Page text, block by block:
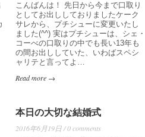
こんばんは！ 先日から今まで口取り
としてお出ししておりましたケーク
サレから、プチシューに変更いたし
ました(^^) 実はプチシューは、シェ・
コーべの口取りの中でも長い13年も
の間お出ししていた、いわばスペシ
ャリテと言ってよ…
Read more →
本日の大切な結婚式
2016年6月19日 / 0 comments